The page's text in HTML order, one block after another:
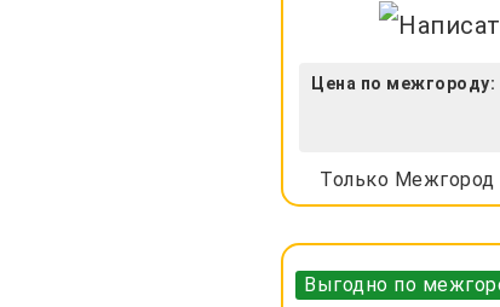
Цена по межгороду:
Только Межгород
Выгодно по